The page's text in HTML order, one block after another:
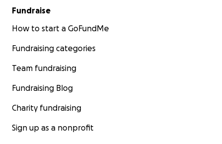
Fundraise
How to start a GoFundMe
Fundraising categories
Team fundraising
Fundraising Blog
Charity fundraising
Sign up as a nonprofit